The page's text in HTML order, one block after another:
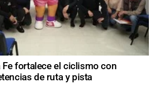
Fe fortalece el ciclismo con
de ruta y pista